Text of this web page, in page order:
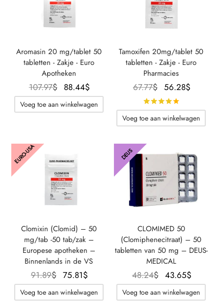
Aromasin 20 mg/tablet 50
tabletten - Zakje - Euro
Apotheken
107.97$ Oorspronkelijke
prijs was:
107.97$.
88.44$
huidige
prijs is:
88.44$.
Voeg toe aan winkelwagen
Tamoxifen 20mg/tablet 50
tabletten - Zakje - Euro
Pharmacies
67.77$ Oorspronkelijke
prijs was:
67.77$.
56.28$
prijs is:
56.28$.
Voeg toe aan winkelwagen
EURO-USA
Clomixin (Clomid) – 50
mg/tab -50 tab/zak –
Europese apotheken –
Binnenlands in de VS
91.89$ Oorspronkelijke
prijs was:
91.89$.
75.81$
huidige
prijs is:
Voeg toe aan winkelwagen
DEUS
CLOMIMED 50
(Clomiphenecitraat) – 50
tabletten van 50 mg – DEUS-
MEDICAL
48.24$ Oorspronkelijke
prijs was:
48.24$.
43.65$
huidige
prijs is:
Voeg toe aan winkelwagen